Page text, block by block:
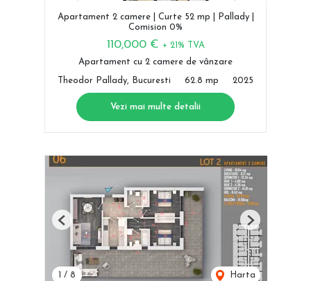
Apartament 2 camere | Curte 52 mp | Pallady |
Comision 0%
110,000 € + 21% TVA
Apartament cu 2 camere de vânzare
Theodor Pallady, Bucuresti 62.8 mp 2025
Vezi mai multe detalii
/ 8 Harta
Previous Next